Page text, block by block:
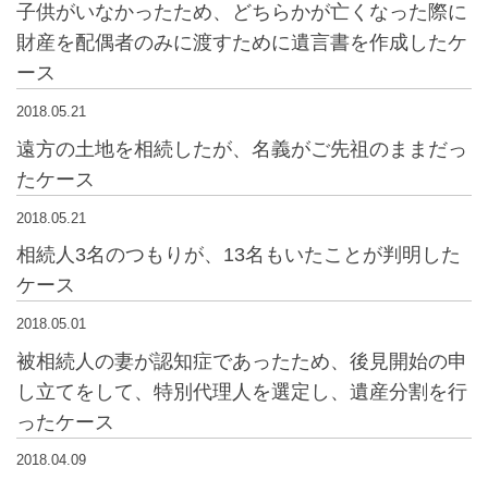
子供がいなかったため、どちらかが亡くなった際に
財産を配偶者のみに渡すために遺言書を作成したケ
ース
2018.05.21
遠方の土地を相続したが、名義がご先祖のままだっ
たケース
2018.05.21
相続人3名のつもりが、13名もいたことが判明した
ケース
2018.05.01
被相続人の妻が認知症であったため、後見開始の申
し立てをして、特別代理人を選定し、遺産分割を行
ったケース
2018.04.09